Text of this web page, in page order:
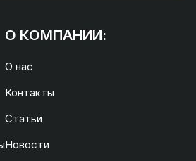
О КОМПАНИИ:
О нас
Контакты
Статьи
Новости